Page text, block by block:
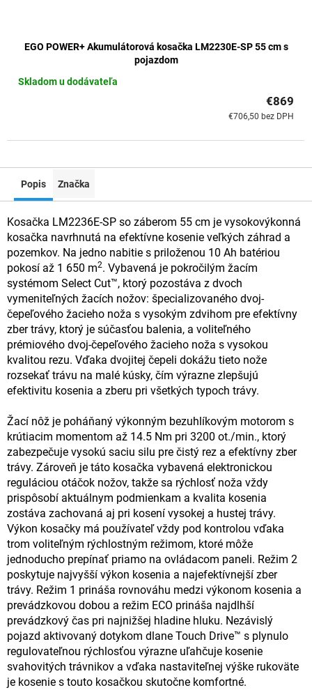
EGO POWER+ Akumulátorová kosačka LM2230E-SP 55 cm s
pojazdom
Skladom u dodávateľa
€706,50 bez DPH
€869
Popis Značka
Kosačka LM2236E-SP so záberom 55 cm je vysokovýkonná
kosačka navrhnutá na efektívne kosenie veľkých záhrad a
pozemkov. Na jedno nabitie s priloženou 10 Ah batériou
pokosí až 1 650 m2. Vybavená je pokročilým žacím
systémom Select Cut™, ktorý pozostáva z dvoch
vymeniteľných žacích nožov: špecializovaného dvoj-
čepeľového žacieho noža s vysokým zdvihom pre efektívny
zber trávy, ktorý je súčasťou balenia, a voliteľného
prémiového dvoj-čepeľového žacieho noža s vysokou
kvalitou rezu. Vďaka dvojitej čepeli dokážu tieto nože
rozsekať trávu na malé kúsky, čím výrazne zlepšujú
efektivitu kosenia a zberu pri všetkých typoch trávy.
Žací nôž je poháňaný výkonným bezuhlíkovým motorom s
krútiacim momentom až 14.5 Nm pri 3200 ot./min., ktorý
zabezpečuje vysokú saciu silu pre čistý rez a efektívny zber
trávy. Zároveň je táto kosačka vybavená elektronickou
reguláciou otáčok nožov, takže sa rýchlosť noža vždy
prispôsobí aktuálnym podmienkam a kvalita kosenia
zostáva zachovaná aj pri kosení vysokej a hustej trávy.
Výkon kosačky má používateľ vždy pod kontrolou vďaka
trom voliteľným rýchlostným režimom, ktoré môže
jednoducho prepínať priamo na ovládacom paneli. Režim 2
poskytuje najvyšší výkon kosenia a najefektívnejší zber
trávy. Režim 1 prináša rovnováhu medzi výkonom kosenia a
prevádzkovou dobou a režim ECO prináša najdlhší
prevádzkový čas pri najnižšej hladine hluku. Nezávislý
pojazd aktivovaný dotykom dlane Touch Drive™ s plynulo
regulovateľnou rýchlosťou výrazne uľahčuje kosenie
svahovitých trávnikov a vďaka nastaviteľnej výške rukoväte
je kosenie s touto kosačkou skutočne komfortné.